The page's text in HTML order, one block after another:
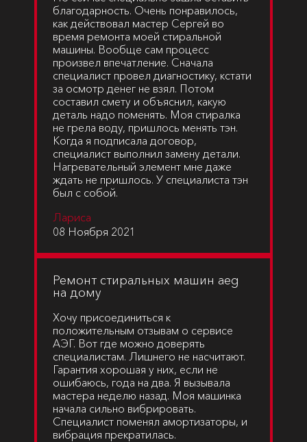
благодарность. Очень понравилось,
как действовал мастер Сергей во
время ремонта моей стиральной
машины. Вообще сам процесс
произвел впечатление. Сначала
специалист провел диагностику, кстати
за осмотр денег не взял. Потом
составил смету и объяснил, какую
деталь надо поменять. Моя стиралка
не грела воду, пришлось менять тэн.
Когда я подписала договор,
специалист выполнил замену детали.
Нагревательный элемент мне даже
ждать не пришлось. У специалиста тэн
был с собой.
Лариса
08 Ноября 2021
Ремонт стиральных машин aeg
на дому
Хочу присоединиться к
положительным отзывам о сервисе
АЭГ. Вот где можно доверять
специалистам. Лишнего не насчитают.
Гарантия хорошая у них, если не
ошибаюсь, года на два. Я вызывала
мастера неделю назад. Моя машинка
начала сильно вибрировать.
Специалист поменял амортизаторы, и
вибрация прекратилась.